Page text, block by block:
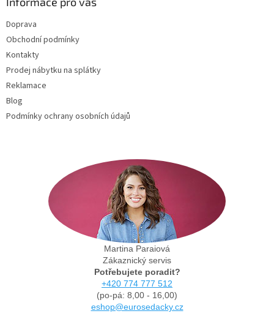
Doprava
Obchodní podmínky
Kontakty
Prodej nábytku na splátky
Reklamace
Blog
Podmínky ochrany osobních údajů
Martina Paraiová
Zákaznický servis
Potřebujete poradit?
+420 774 777 512
(po-pá: 8,00 - 16,00)
eshop@eurosedacky.cz